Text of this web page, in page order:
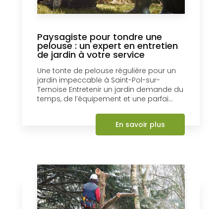
Paysagiste pour tondre une
pelouse : un expert en entretien
de jardin à votre service
Une tonte de pelouse régulière pour un
jardin impeccable à Saint-Pol-sur-
Ternoise Entretenir un jardin demande du
temps, de l’équipement et une parfai...
En savoir plus